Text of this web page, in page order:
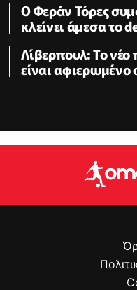
Ο Φεράν Τόρες
κλείνει άμεσα το
Λίβερπουλ: Το
είναι αφιερωμένο